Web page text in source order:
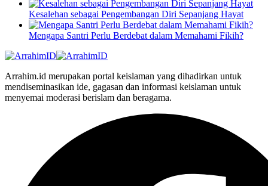
Kesalehan sebagai Pengembangan Diri Sepanjang Hayat
Mengapa Santri Perlu Berdebat dalam Memahami Fikih?
Arrahim.id merupakan portal keislaman yang dihadirkan untuk
mendiseminasikan ide, gagasan dan informasi keislaman untuk
menyemai moderasi berislam dan beragama.